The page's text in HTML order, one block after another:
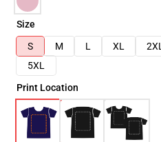
Size
S
M L XL 2XL
5XL
Print Location